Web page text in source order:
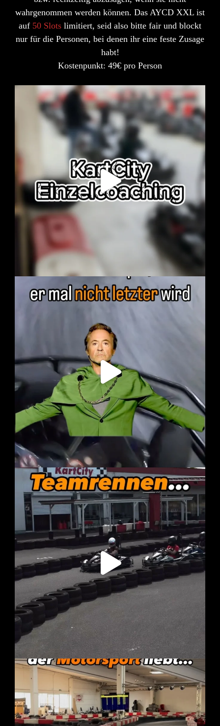
wahrgenommen werden können. Das AYCD XXL ist
auf 50 Slots limitiert, seid also bitte fair und blockt
nur für die Personen, bei denen ihr eine feste Zusage
habt!
Kostenpunkt: 49€ pro Person